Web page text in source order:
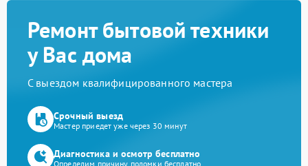
Ремонт бытовой техники
у Вас дома
С выездом квалифицированного мастера
Срочный выезд
Мастер приедет уже через 30 минут
Диагностика и осмотр бесплатно
Определим причину поломки бесплатно